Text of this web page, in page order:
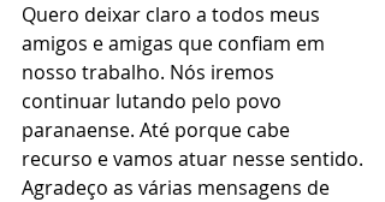
Quero deixar claro a todos meus
amigos e amigas que confiam em
nosso trabalho. Nós iremos
continuar lutando pelo povo
paranaense. Até porque cabe
recurso e vamos atuar nesse sentido.
Agradeço as várias mensagens de